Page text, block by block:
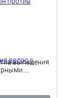
выпадения
12 мл(10 шт)